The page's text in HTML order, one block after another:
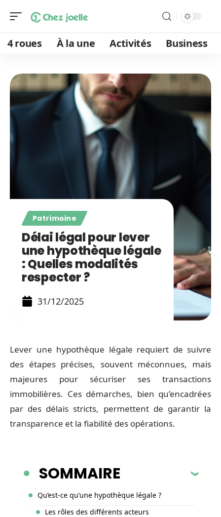
4 roues À la une Activités Business
Patrimoine
Délai légal pour lever
une hypothèque légale
: Quelles modalités
respecter ?
31/12/2025
Lever une hypothèque légale requiert de suivre
des étapes précises, souvent méconnues, mais
majeures pour sécuriser ses transactions
immobilières. Ces démarches, bien qu’encadrées
par des délais stricts, permettent de garantir la
transparence et la fiabilité des opérations.
SOMMAIRE
Qu’est-ce qu’une hypothèque légale ?
Les rôles des différents acteurs